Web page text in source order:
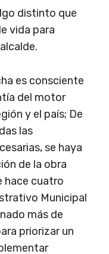
distinto que
vida para
es consciente
del motor
y el país; De
las
se haya
de la obra
hace cuatro
Municipal
más de
priorizar un